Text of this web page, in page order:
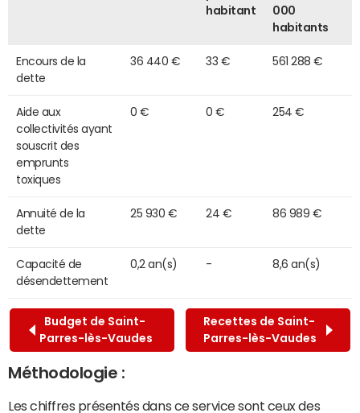
habitant
000
habitants
Encours de la
dette
36 440 € 33 € 561 288 €
Aide aux
collectivités ayant
souscrit des
emprunts
toxiques
0 € 0 € 254 €
Annuité de la
dette
25 930 € 24 € 86 989 €
Capacité de
désendettement
0,2 an(s) - 8,6 an(s)
Budget de Saint-
Parres-lès-Vaudes
Recettes de Saint-
Parres-lès-Vaudes
Méthodologie :
Les chiffres présentés dans ce service sont ceux des